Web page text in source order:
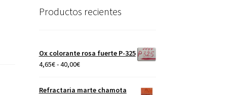
Productos recientes
Ox colorante rosa fuerte P-325
4,65€-40,00€Rango
precios:
Refractaria marte chamota